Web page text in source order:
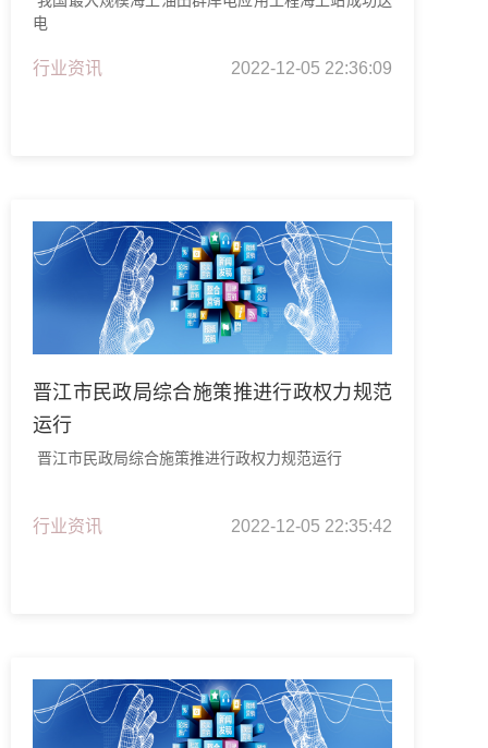
电
行业资讯 2022-12-05 22:36:09
晋江市民政局综合施策推进行政权力规范
运行
晋江市民政局综合施策推进行政权力规范运行
行业资讯 2022-12-05 22:35:42